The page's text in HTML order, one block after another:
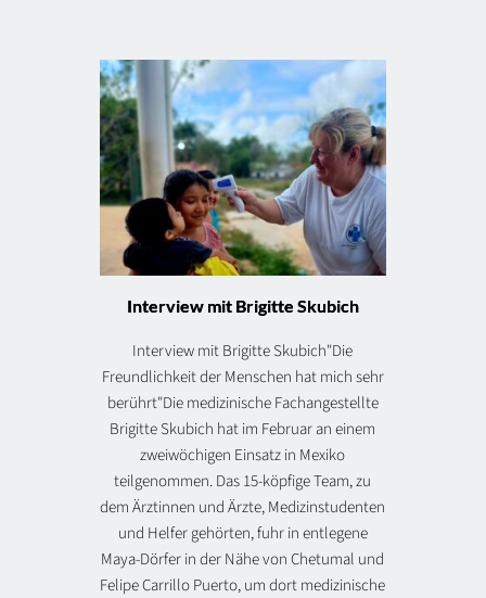
Interview mit Brigitte Skubich
Interview mit Brigitte Skubich"Die
Freundlichkeit der Menschen hat mich sehr
berührt"Die medizinische Fachangestellte
Brigitte Skubich hat im Februar an einem
zweiwöchigen Einsatz in Mexiko
teilgenommen. Das 15-köpfige Team, zu
dem Ärztinnen und Ärzte, Medizinstudenten
und Helfer gehörten, fuhr in entlegene
Maya-Dörfer in der Nähe von Chetumal und
Felipe Carrillo Puerto, um dort medizinische